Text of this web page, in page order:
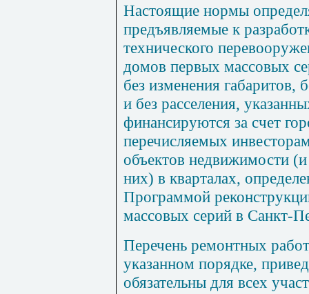
Настоящие нормы
предъявляемые к
технического
домов первых массовых
без изменения габаритов,
и без расселения,
финансируются за счет
перечисляемых
объектов недвижимости
них) в кварталах,
Программой
массовых серий в Санкт-
Перечень ремонтных
указанном порядке,
обязательны для всех